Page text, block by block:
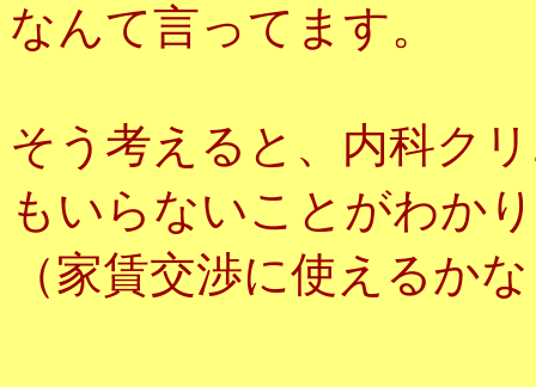
なんて言ってます。
そう考えると、内科ク
もいらないことがわか
（家賃交渉に使えるか